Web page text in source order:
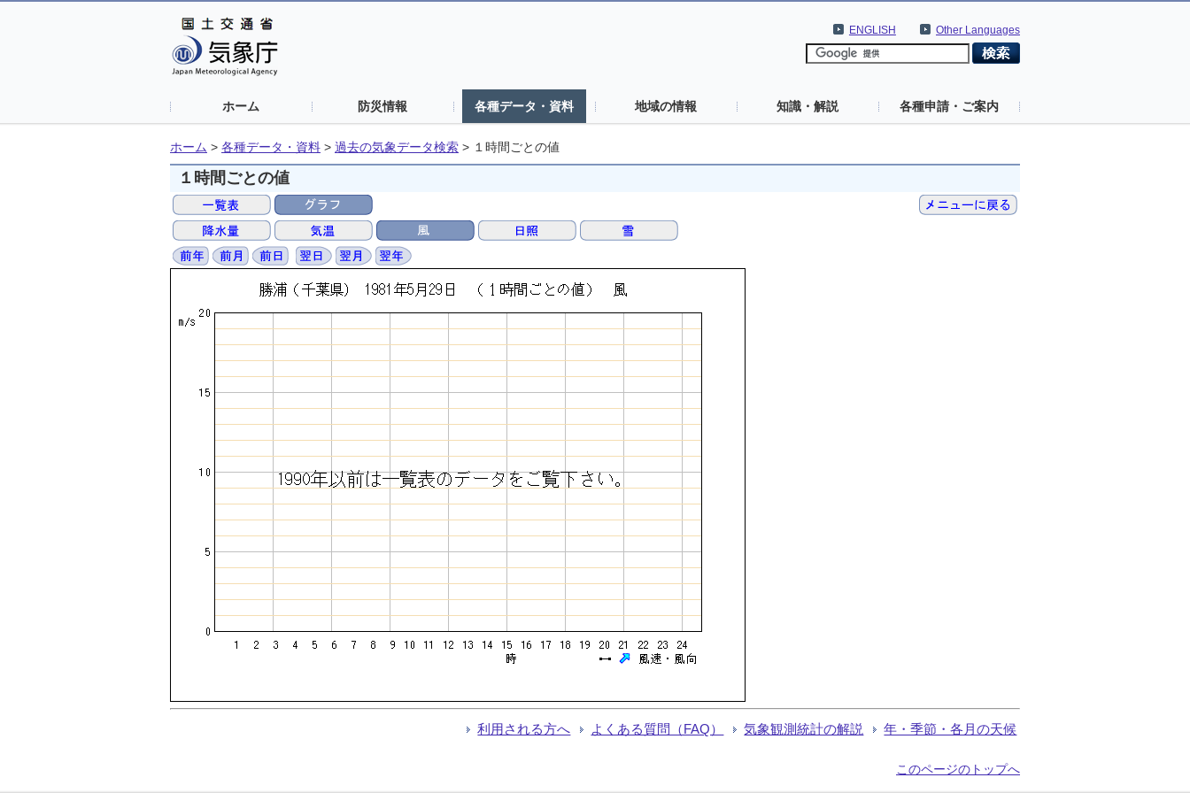
Other Languages
ENGLISH
ホーム 防災情報 各種データ・資料 地域の情報 知識・解説 各種申請・ご案内
ホーム > 各種データ・資料 > 過去の気象データ検索 > １時間ごとの値
１時間ごとの値
利用される方へ よくある質問（FAQ） 気象観測統計の解説 年・季節・各月の天候
このページのトップへ